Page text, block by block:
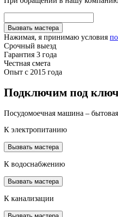
Вызвать мастера
Нажимая, я принимаю условия
Срочный выезд
Гарантия 3 года
Честная смета
Опыт с 2015 года
Подключим под
Посудомоечная машина –
К электропитанию
Вызвать мастера
К водоснабжению
Вызвать мастера
К канализации